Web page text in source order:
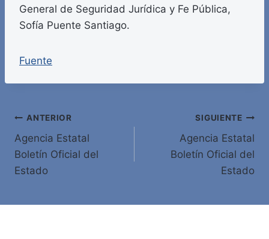
General de Seguridad Jurídica y Fe Pública,
Sofía Puente Santiago.
Fuente
Navegación
de
entradas
ANTERIOR
Agencia Estatal
Boletín Oficial del
Estado
SIGUIENTE
Agencia Estatal
Boletín Oficial del
Estado